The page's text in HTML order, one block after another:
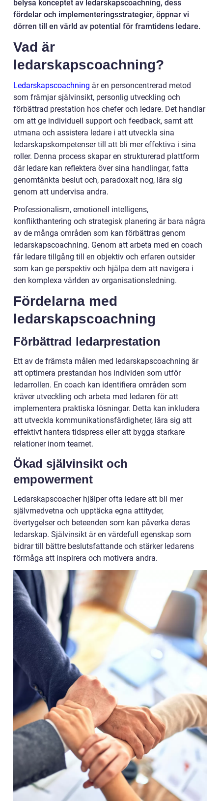
belysa konceptet av ledarskapscoachning, dess
fördelar och implementeringsstrategier, öppnar vi
dörren till en värld av potential för framtidens ledare.
Vad är
ledarskapscoachning?
Ledarskapscoachning är en personcentrerad metod
som främjar självinsikt, personlig utveckling och
förbättrad prestation hos chefer och ledare. Det handlar
om att ge individuell support och feedback, samt att
utmana och assistera ledare i att utveckla sina
ledarskapskompetenser till att bli mer effektiva i sina
roller. Denna process skapar en strukturerad plattform
där ledare kan reflektera över sina handlingar, fatta
genomtänkta beslut och, paradoxalt nog, lära sig
genom att undervisa andra.
Professionalism, emotionell intelligens,
konflikthantering och strategisk planering är bara några
av de många områden som kan förbättras genom
ledarskapscoachning. Genom att arbeta med en coach
får ledare tillgång till en objektiv och erfaren outsider
som kan ge perspektiv och hjälpa dem att navigera i
den komplexa världen av organisationsledning.
Fördelarna med
ledarskapscoachning
Förbättrad ledarprestation
Ett av de främsta målen med ledarskapscoachning är
att optimera prestandan hos individen som utför
ledarrollen. En coach kan identifiera områden som
kräver utveckling och arbeta med ledaren för att
implementera praktiska lösningar. Detta kan inkludera
att utveckla kommunikationsfärdigheter, lära sig att
effektivt hantera tidspress eller att bygga starkare
relationer inom teamet.
Ökad självinsikt och
empowerment
Ledarskapscoacher hjälper ofta ledare att bli mer
självmedvetna och upptäcka egna attityder,
övertygelser och beteenden som kan påverka deras
ledarskap. Självinsikt är en värdefull egenskap som
bidrar till bättre beslutsfattande och stärker ledarens
förmåga att inspirera och motivera andra.